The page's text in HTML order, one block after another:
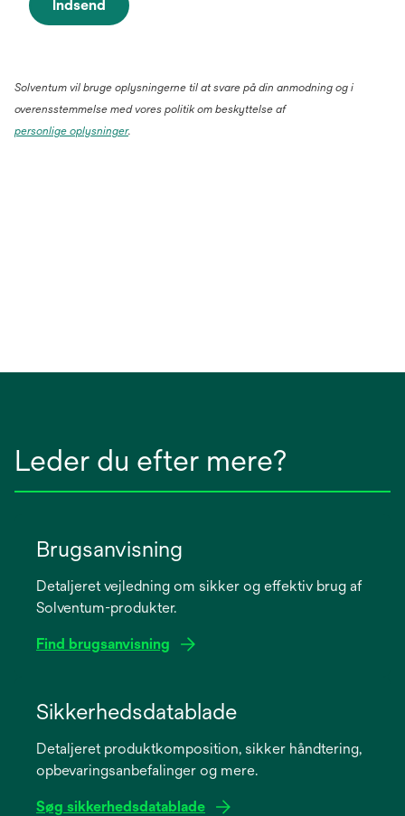
Indsend
Solventum vil bruge oplysningerne til at svare på din anmodning og i
overensstemmelse med vores politik om beskyttelse af
personlige oplysninger.
Leder du efter mere?
Brugsanvisning
Detaljeret vejledning om sikker og effektiv brug af
Solventum-produkter.
Find brugsanvisning
new
Sikkerhedsdatablade
Detaljeret produktkomposition, sikker håndtering,
opbevaringsanbefalinger og mere.
Søg sikkerhedsdatablade